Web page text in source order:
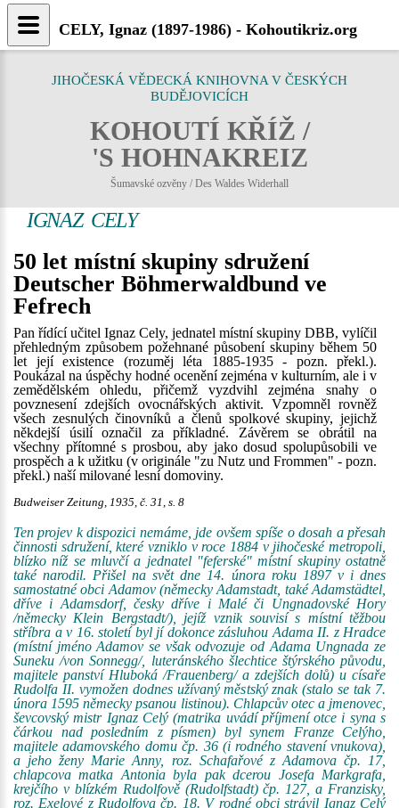
JIHOČESKÁ VĚDECKÁ KNIHOVNA V ČESKÝCH
BUDĚJOVICÍCH
KOHOUTÍ KŘÍŽ /
'S HOHNAKREIZ
Šumavské ozvěny / Des Waldes Widerhall
IGNAZ CELY
50 let místní skupiny sdružení
Deutscher Böhmerwaldbund ve
Fefrech
Pan řídící učitel Ignaz Cely, jednatel místní skupiny DBB, vylíčil
přehledným způsobem požehnané působení skupiny během 50
let její existence (rozuměj léta 1885-1935 - pozn. překl.).
Poukázal na úspěchy hodné ocenění zejména v kulturním, ale i v
zemědělském ohledu, přičemž vyzdvihl zejména snahy o
povznesení zdejších ovocnářských aktivit. Vzpomněl rovněž
všech zesnulých činovníků a členů spolkové skupiny, jejichž
někdejší úsilí označil za příkladné. Závěrem se obrátil na
všechny přítomné s prosbou, aby jako dosud spolupůsobili ve
prospěch a k užitku (v originále "zu Nutz und Frommen" - pozn.
překl.) naší milované lesní domoviny.
Budweiser Zeitung, 1935, č. 31, s. 8
Ten projev k dispozici nemáme, jde ovšem spíše o dosah a přesah
činnosti sdružení, které vzniklo v roce 1884 v jihočeské metropoli,
blízko níž se mluvčí a jednatel "feferské" místní skupiny ostatně
také narodil. Přišel na svět dne 14. února roku 1897 v i dnes
samostatné obci Adamov (německy Adamstadt, také Adamstädtel,
dříve i Adamsdorf, česky dříve i Malé či Ungnadovské Hory
/německy Klein Bergstadt/), jejíž vznik souvisí s místní těžbou
stříbra a v 16. století byl jí dokonce zásluhou Adama II. z Hradce
(místní jméno Adamov se však odvozuje od Adama Ungnada ze
Suneku /von Sonnegg/, luteránského šlechtice štýrského původu,
majitele panství Hluboká /Frauenberg/ a zdejších dolů) u císaře
Rudolfa II. vymožen dodnes užívaný městský znak (stalo se tak 7.
února 1595 německy psanou listinou). Chlapcův otec a jmenovec,
ševcovský mistr Ignaz Celý (matrika uvádí příjmení otce i syna s
čárkou nad posledním z písmen) byl synem Franze Celýho,
majitele adamovského domu čp. 36 (i rodného stavení vnukova),
a jeho ženy Marie Anny, roz. Schafařové z Adamova čp. 17,
chlapcova matka Antonia byla pak dcerou Josefa Markgrafa,
krejčího v blízkém Rudolfově (Rudolfstadt) čp. 127, a Franzisky,
roz. Exelové z Rudolfova čp. 18. V rodné obci strávil Ignaz Celý
CELY, Ignaz (1897-1986) - Kohoutikriz.org